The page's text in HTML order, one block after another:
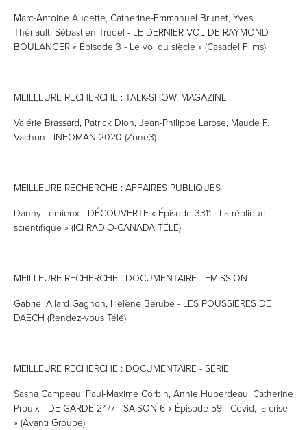
Marc-Antoine Audette, Catherine-Emmanuel Brunet, Yves
Thériault, Sébastien Trudel - LE DERNIER VOL DE RAYMOND
BOULANGER « Épisode 3 - Le vol du siècle » (Casadel Films)
MEILLEURE RECHERCHE : TALK-SHOW, MAGAZINE
Valérie Brassard, Patrick Dion, Jean-Philippe Larose, Maude F.
Vachon - INFOMAN 2020 (Zone3)
MEILLEURE RECHERCHE : AFFAIRES PUBLIQUES
Danny Lemieux - DÉCOUVERTE « Épisode 3311 - La réplique
scientifique » (ICI RADIO-CANADA TÉLÉ)
MEILLEURE RECHERCHE : DOCUMENTAIRE - ÉMISSION
Gabriel Allard Gagnon, Hélène Bérubé - LES POUSSIÈRES DE
DAECH (Rendez-vous Télé)
MEILLEURE RECHERCHE : DOCUMENTAIRE - SÉRIE
Sasha Campeau, Paul-Maxime Corbin, Annie Huberdeau, Catherine
Proulx - DE GARDE 24/7 - SAISON 6 « Épisode 59 - Covid, la crise
» (Avanti Groupe)